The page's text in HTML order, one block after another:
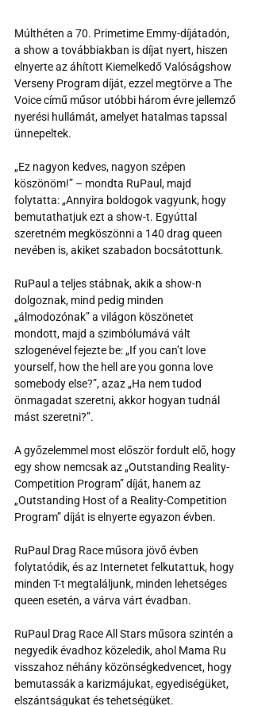
Múlthéten a 70. Primetime Emmy-díjátadón,
a show a továbbiakban is díjat nyert, hiszen
elnyerte az áhított Kiemelkedő Valóságshow
Verseny Program díját, ezzel megtörve a The
Voice című műsor utóbbi három évre jellemző
nyerési hullámát, amelyet hatalmas tapssal
ünnepeltek.
„Ez nagyon kedves, nagyon szépen
köszönöm!” – mondta RuPaul, majd
folytatta: „Annyira boldogok vagyunk, hogy
bemutathatjuk ezt a show-t. Egyúttal
szeretném megköszönni a 140 drag queen
nevében is, akiket szabadon bocsátottunk.
RuPaul a teljes stábnak, akik a show-n
dolgoznak, mind pedig minden
„álmodozónak” a világon köszönetet
mondott, majd a szimbólumává vált
szlogenével fejezte be: „If you can’t love
yourself, how the hell are you gonna love
somebody else?”, azaz „Ha nem tudod
önmagadat szeretni, akkor hogyan tudnál
mást szeretni?”.
A győzelemmel most először fordult elő, hogy
egy show nemcsak az „Outstanding Reality-
Competition Program” díját, hanem az
„Outstanding Host of a Reality-Competition
Program” díját is elnyerte egyazon évben.
RuPaul Drag Race műsora jövő évben
folytatódik, és az Internetet felkutattuk, hogy
minden T-t megtaláljunk, minden lehetséges
queen esetén, a várva várt évadban.
RuPaul Drag Race All Stars műsora szintén a
negyedik évadhoz közeledik, ahol Mama Ru
visszahoz néhány közönségkedvencet, hogy
bemutassák a karizmájukat, egyediségüket,
elszántságukat és tehetségüket.